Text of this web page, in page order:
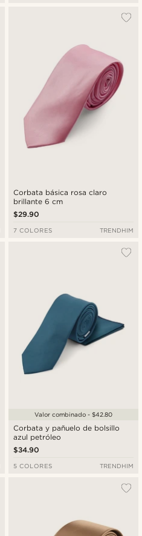
Corbata básica rosa claro
brillante 6 cm
$29.90
7 COLORES TRENDHIM
Corbata y pañuelo de bolsillo
azul petróleo
$34.90
Valor combinado - $42.80
5 COLORES TRENDHIM